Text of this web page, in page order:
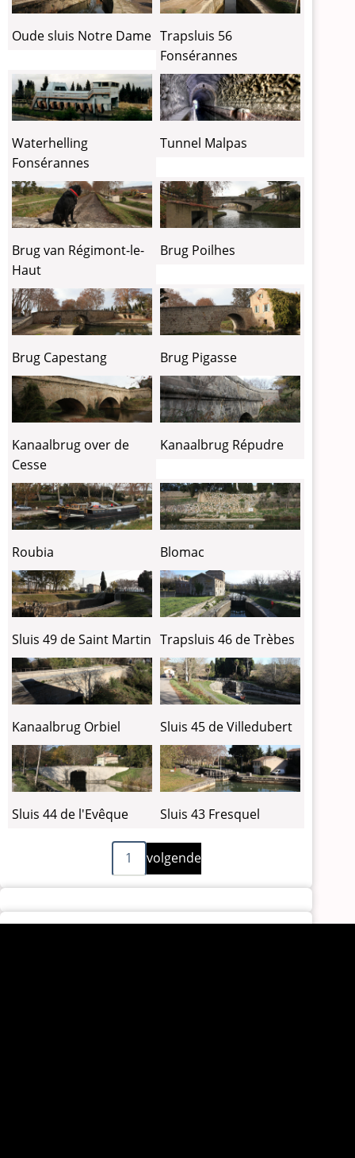
Oude sluis Notre Dame Trapsluis 56
Fonsérannes
Waterhelling
Fonsérannes
Tunnel Malpas
Brug van Régimont-le-
Haut
Brug Poilhes
Brug Capestang Brug Pigasse
Kanaalbrug over de
Cesse
Kanaalbrug Répudre
Roubia Blomac
Sluis 49 de Saint Martin Trapsluis 46 de Trèbes
Kanaalbrug Orbiel Sluis 45 de Villedubert
Sluis 44 de l'Evêque Sluis 43 Fresquel
1
Volgende
pagina
volgende